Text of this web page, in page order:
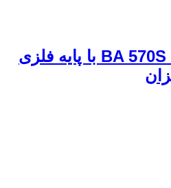
صندلی بامبو کد BA 570S با پایه فلزی